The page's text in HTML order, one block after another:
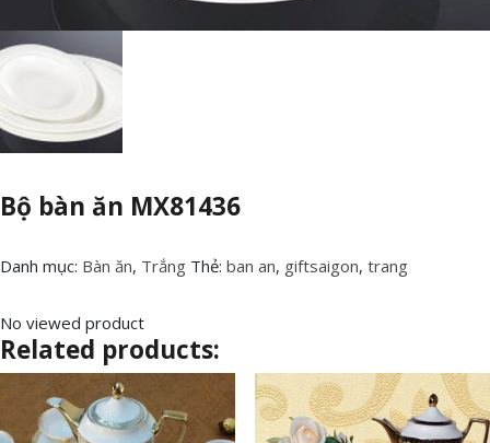
Bộ bàn ăn MX81436
Danh mục: Bàn ăn, Trắng Thẻ: ban an, giftsaigon, trang
No viewed product
Related products: